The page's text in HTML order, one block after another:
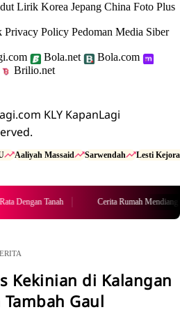
Lirik Korea Jepang China Foto Plus
Privacy Policy Pedoman Media Siber
Bola.net
Bola.com
Brilio.net
KLY KapanLagi
Aaliyah Massaid Sarwendah Lesti Kejora
Tanah Cerita Rumah Mendiang
Kekinian di Kalangan
Gaul